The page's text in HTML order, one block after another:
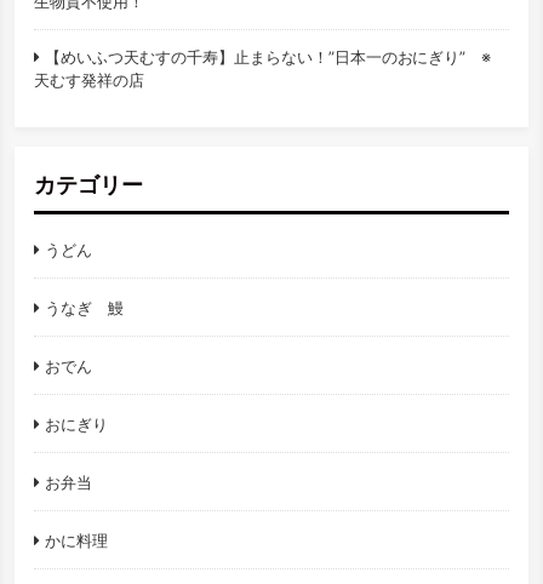
【めいふつ天むすの千寿】止まらない！”日本一のおにぎり” ※
天むす発祥の店
カテゴリー
うどん
うなぎ 鰻
おでん
おにぎり
お弁当
かに料理